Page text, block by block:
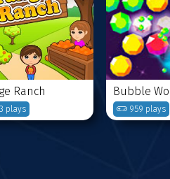
Ranch
plays
Bubble
959 plays